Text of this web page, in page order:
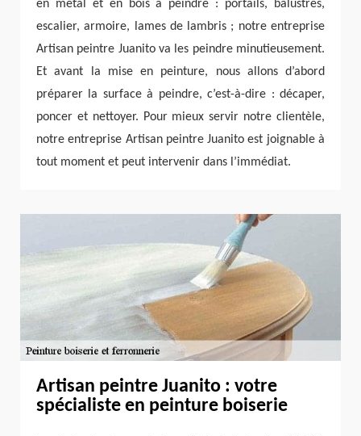
en métal et en bois à peindre : portails, balustres,
escalier, armoire, lames de lambris ; notre entreprise
Artisan peintre Juanito va les peindre minutieusement.
Et avant la mise en peinture, nous allons d’abord
préparer la surface à peindre, c’est-à-dire : décaper,
poncer et nettoyer. Pour mieux servir notre clientèle,
notre entreprise Artisan peintre Juanito est joignable à
tout moment et peut intervenir dans l’immédiat.
Artisan peintre Juanito : votre
spécialiste en peinture boiserie